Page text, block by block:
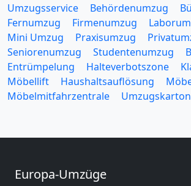
Umzugsservice Behördenumzug
Fernumzug
Firmenumzug
Mini Umzug
Praxisumzug
Seniorenumzug
Studentenumzug
Entrümpelung
Halteverbotszone
Möbellift
Haushaltsauflösung
Möbelmitfahrzentrale
Europa-Umzüge